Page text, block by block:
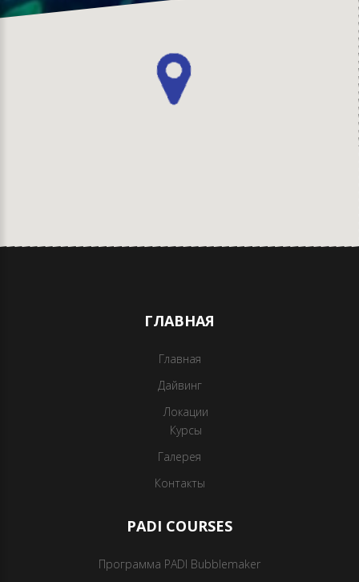
ГЛАВНАЯ
Главная
Дайвинг
Локации
Курсы
Галерея
Контакты
PADI COURSES
Программа PADI Bubblemaker